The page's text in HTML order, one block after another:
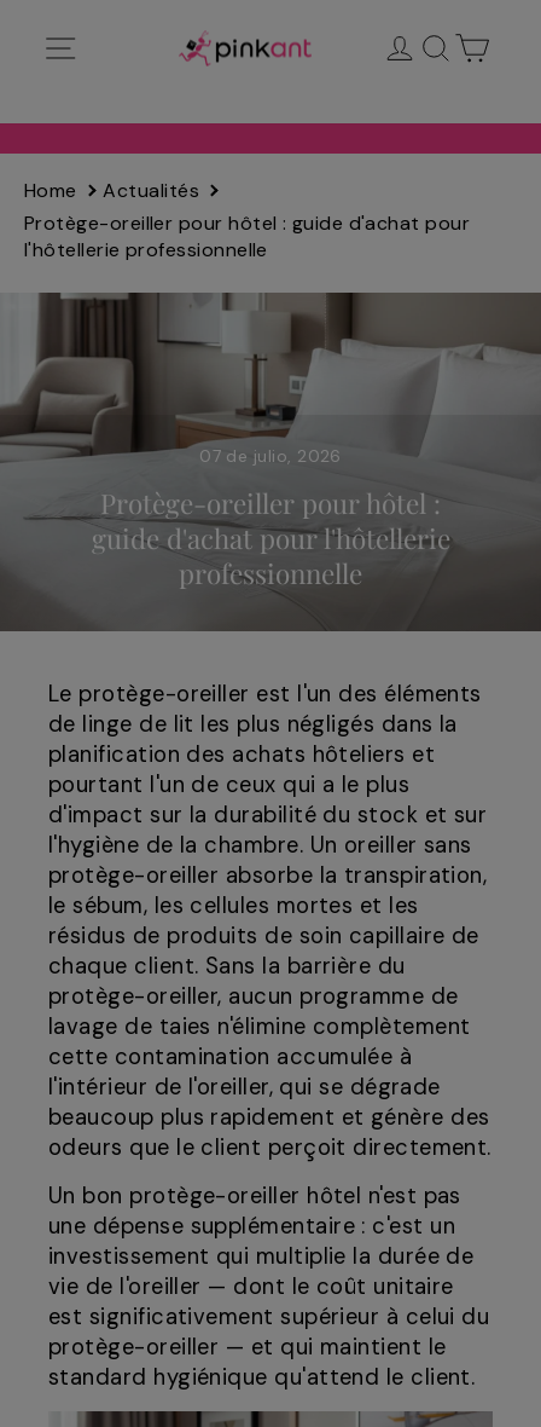
directamente
Ingresar
Buscar
Home
Actualités
Protège-oreiller pour hôtel : guide d'achat pour
l'hôtellerie professionnelle
07 de julio, 2026
Protège-oreiller pour hôtel :
guide d'achat pour l'hôtellerie
professionnelle
Le protège-oreiller est l'un des éléments
de linge de lit les plus négligés dans la
planification des achats hôteliers et
pourtant l'un de ceux qui a le plus
d'impact sur la durabilité du stock et sur
l'hygiène de la chambre. Un oreiller sans
protège-oreiller absorbe la transpiration,
le sébum, les cellules mortes et les
résidus de produits de soin capillaire de
chaque client. Sans la barrière du
protège-oreiller, aucun programme de
lavage de taies n'élimine complètement
cette contamination accumulée à
l'intérieur de l'oreiller, qui se dégrade
beaucoup plus rapidement et génère des
odeurs que le client perçoit directement.
Un bon protège-oreiller hôtel n'est pas
une dépense supplémentaire : c'est un
investissement qui multiplie la durée de
vie de l'oreiller — dont le coût unitaire
est significativement supérieur à celui du
protège-oreiller — et qui maintient le
standard hygiénique qu'attend le client.